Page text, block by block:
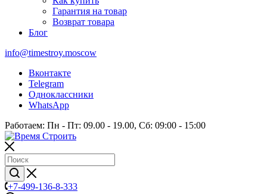
Гарантия на товар
Возврат товара
Блог
info@timestroy.moscow
Вконтакте
Telegram
Одноклассники
WhatsApp
Работаем: Пн - Пт: 09.00 - 19.00, Сб: 09:00 - 15:00
+7-499-136-8-333